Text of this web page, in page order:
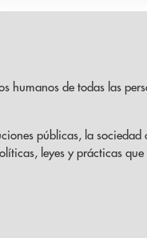
humanos de todas las
públicas, la
leyes y prácticas